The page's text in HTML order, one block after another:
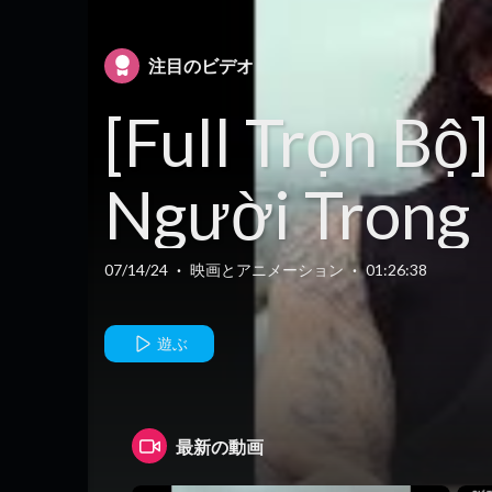
注目のビデオ
[Full Trọn Bộ]
Người Trong
Giang Hồ
Phần 2 |
Long Quá
07/14/24 · 映画とアニメーション · 01:26:38
遊ぶ
最新の動画